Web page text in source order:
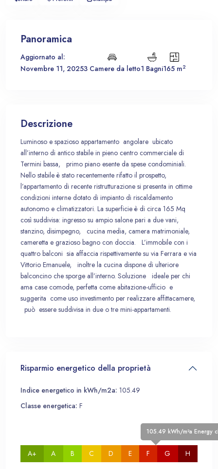
Panoramica
Aggiornato al:
Novembre 11, 20253 Camere da letto1 Bagni165 m2
Descrizione
Luminoso e spazioso appartamento angolare ubicato
all’interno di antico stabile in pieno centro commerciale di
Termini bassa, primo piano esente da spese condominiali.
Nello stabile è stato recentemente rifatto il prospetto,
l’appartamento di recente ristrutturazione si presenta in ottime
condizioni interne dotato di impianto di riscaldamento
autonomo e climatizzatori. La superficie è di circa 165 Mq
così suddivisa: ingresso su ampio salone pari a due vani,
stanzino, disimpegno, cucina media, camera matrimoniale,
cameretta e grazioso bagno con doccia. L’immobile con i
quattro balconi sia affaccia rispettivamente su via Ferrara e via
Vittorio Emanuele, inoltre la cucina dispone di ulteriore
balconcino che sporge all’interno. Soluzione ideale per chi
ama case comode, perfetta come abitazione-ufficio e
suggerita come uso investimento per realizzare affittacamere,
può essere suddivisa in due o tre mini-appartamenti.
Risparmio energetico della proprietà
Indice energetico in kWh/m2a: 105.49
Classe energetica: F
A+ A B C D E
105.49 kWh/m²a Energy
F G H